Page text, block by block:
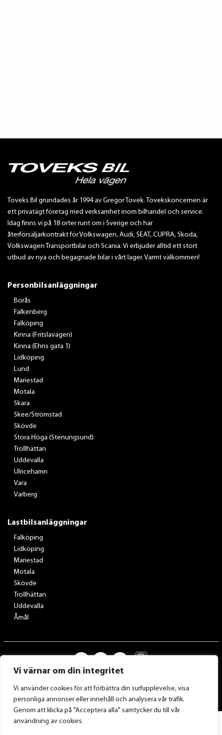
Vi värnar om din integritet
Vi använder cookies för att förbättra din surfupplevelse, visa
personliga annonser eller innehåll och analysera vår trafik.
Genom att klicka på "Acceptera alla" samtycker du till vår
användning av cookies.
Toveks Bil grundades år 1994 av Gregor Tovek. Tovekskoncernen är
ett privatägt företag med verksamhet inom bilhandel och service.
Idag finns vi på 18 orter runt om i Sverige och har
återförsäljarkontrakt för Volkswagen, Audi, SEAT, CUPRA, Skoda,
Volkswagen Transportbilar och Scania. Vi erbjuder alltid ett stort
utbud av nya och begagnade bilar i vårt lager. Varmt välkommen!
Personbilsanläggningar
Borås
Falkenberg
Falköping
Kinna (Fritslavägen)
Kinna (Ehns gata 1)
Lidköping
Lund
Mariestad
Motala
Skara
Skee/Strömstad
Skövde
Stora Höga (Stenungsund)
Trollhättan
Uddevalla
Ulricehamn
Vara
Varberg
Lastbilsanläggningar
Falköping
Lidköping
Mariestad
Motala
Skövde
Trollhättan
Uddevalla
Åmål